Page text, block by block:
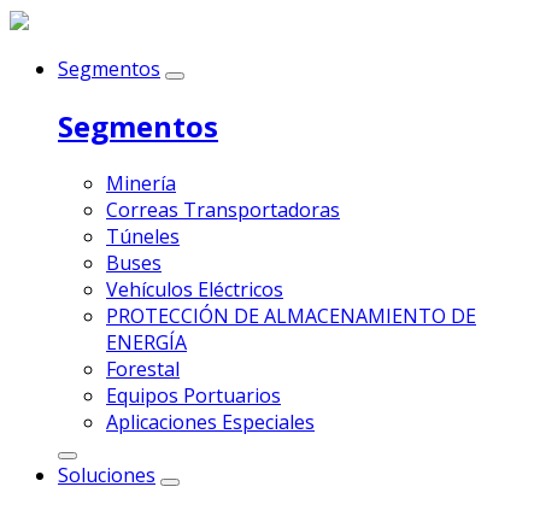
Segmentos
Segmentos
Minería
Correas Transportadoras
Túneles
Buses
Vehículos Eléctricos
PROTECCIÓN DE ALMACENAMIENTO DE
ENERGÍA
Forestal
Equipos Portuarios
Aplicaciones Especiales
Soluciones